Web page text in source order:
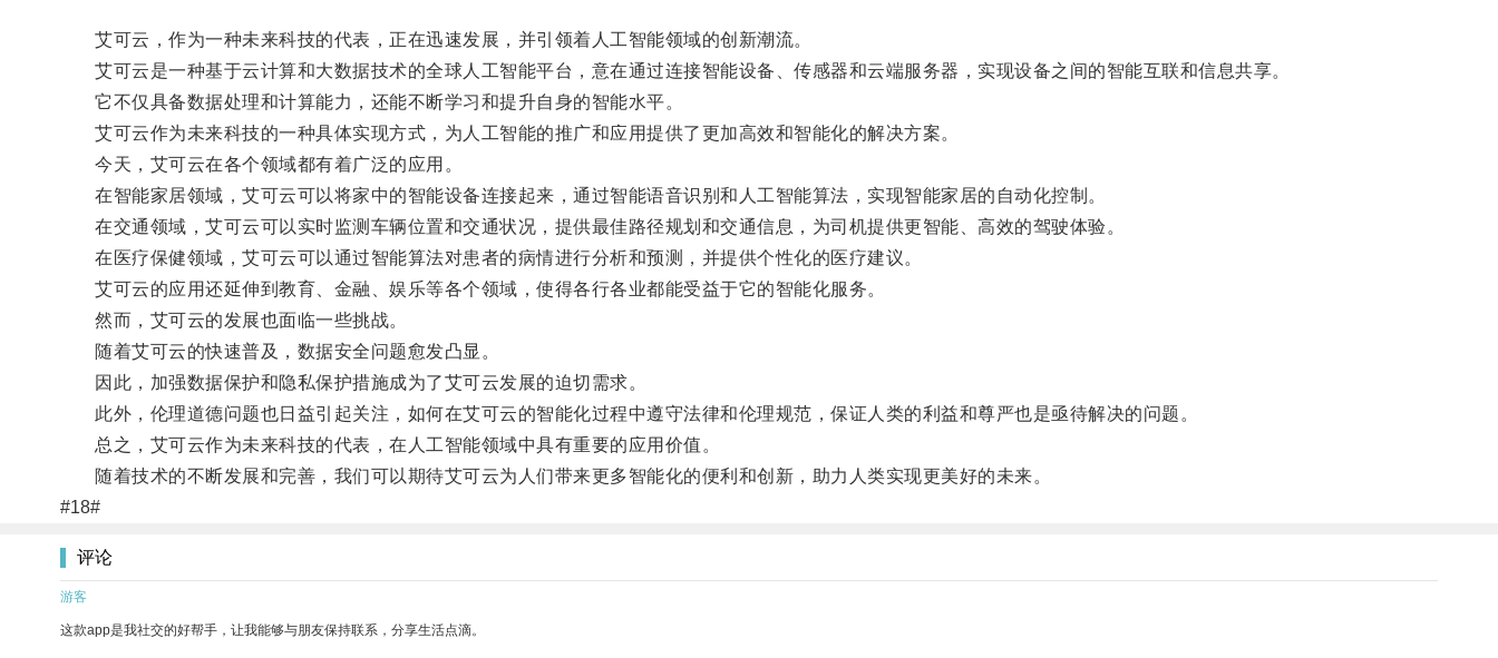
艾可云，作为一种未来科技的代表，正在迅速发展，并引领着人工智能领域的创新潮流。
艾可云是一种基于云计算和大数据技术的全球人工智能平台，意在通过连接智能设备、传感器和云端服务器，实现设备之间的智能互联和信息共享。
它不仅具备数据处理和计算能力，还能不断学习和提升自身的智能水平。
艾可云作为未来科技的一种具体实现方式，为人工智能的推广和应用提供了更加高效和智能化的解决方案。
今天，艾可云在各个领域都有着广泛的应用。
在智能家居领域，艾可云可以将家中的智能设备连接起来，通过智能语音识别和人工智能算法，实现智能家居的自动化控制。
在交通领域，艾可云可以实时监测车辆位置和交通状况，提供最佳路径规划和交通信息，为司机提供更智能、高效的驾驶体验。
在医疗保健领域，艾可云可以通过智能算法对患者的病情进行分析和预测，并提供个性化的医疗建议。
艾可云的应用还延伸到教育、金融、娱乐等各个领域，使得各行各业都能受益于它的智能化服务。
然而，艾可云的发展也面临一些挑战。
随着艾可云的快速普及，数据安全问题愈发凸显。
因此，加强数据保护和隐私保护措施成为了艾可云发展的迫切需求。
此外，伦理道德问题也日益引起关注，如何在艾可云的智能化过程中遵守法律和伦理规范，保证人类的利益和尊严也是亟待解决的问题。
总之，艾可云作为未来科技的代表，在人工智能领域中具有重要的应用价值。
随着技术的不断发展和完善，我们可以期待艾可云为人们带来更多智能化的便利和创新，助力人类实现更美好的未来。
#18#
评论
游客
这款app是我社交的好帮手，让我能够与朋友保持联系，分享生活点滴。